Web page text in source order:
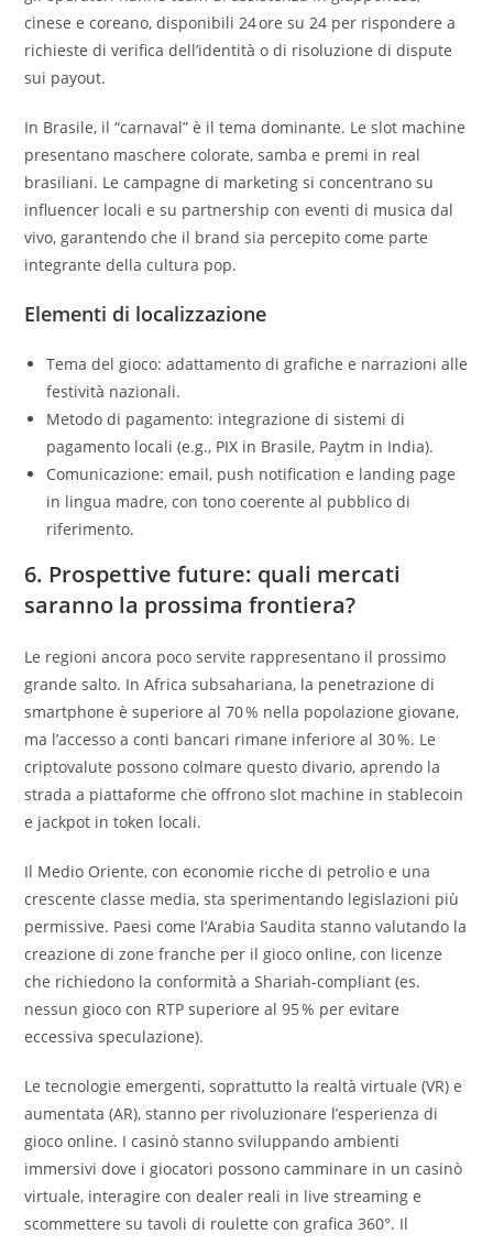
cinese e coreano, disponibili 24 ore su 24 per rispondere a
richieste di verifica dell’identità o di risoluzione di dispute
sui payout.
In Brasile, il “carnaval” è il tema dominante. Le slot machine
presentano maschere colorate, samba e premi in real
brasiliani. Le campagne di marketing si concentrano su
influencer locali e su partnership con eventi di musica dal
vivo, garantendo che il brand sia percepito come parte
integrante della cultura pop.
Elementi di localizzazione
Tema del gioco: adattamento di grafiche e narrazioni alle
festività nazionali.
Metodo di pagamento: integrazione di sistemi di
pagamento locali (e.g., PIX in Brasile, Paytm in India).
Comunicazione: email, push notification e landing page
in lingua madre, con tono coerente al pubblico di
riferimento.
6. Prospettive future: quali mercati
saranno la prossima frontiera?
Le regioni ancora poco servite rappresentano il prossimo
grande salto. In Africa subsahariana, la penetrazione di
smartphone è superiore al 70 % nella popolazione giovane,
ma l’accesso a conti bancari rimane inferiore al 30 %. Le
criptovalute possono colmare questo divario, aprendo la
strada a piattaforme che offrono slot machine in stablecoin
e jackpot in token locali.
Il Medio Oriente, con economie ricche di petrolio e una
crescente classe media, sta sperimentando legislazioni più
permissive. Paesi come l’Arabia Saudita stanno valutando la
creazione di zone franche per il gioco online, con licenze
che richiedono la conformità a Shariah‑compliant (es.
nessun gioco con RTP superiore al 95 % per evitare
eccessiva speculazione).
Le tecnologie emergenti, soprattutto la realtà virtuale (VR) e
aumentata (AR), stanno per rivoluzionare l’esperienza di
gioco online. I casinò stanno sviluppando ambienti
immersivi dove i giocatori possono camminare in un casinò
virtuale, interagire con dealer reali in live streaming e
scommettere su tavoli di roulette con grafica 360°. Il